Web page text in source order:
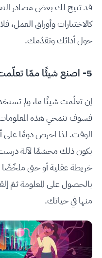
قد تتيح لك بعض مصادر
كالاختبارات وأوراق العمل،
حول أدائك وتقدّمك.
5- اصنع شيئًا ممّا تعلّمت
إن تعلّمت شيئًا ما، ولم
فسوف تنمحي هذه
الوقت. لذا احرص دومًا على
يكون ذلك مجسّمًا لآلة درست
خريطة عقلية أو حتى ملخّصًا
بالحصول على المعلومة ثمّ
منها في حياتك.